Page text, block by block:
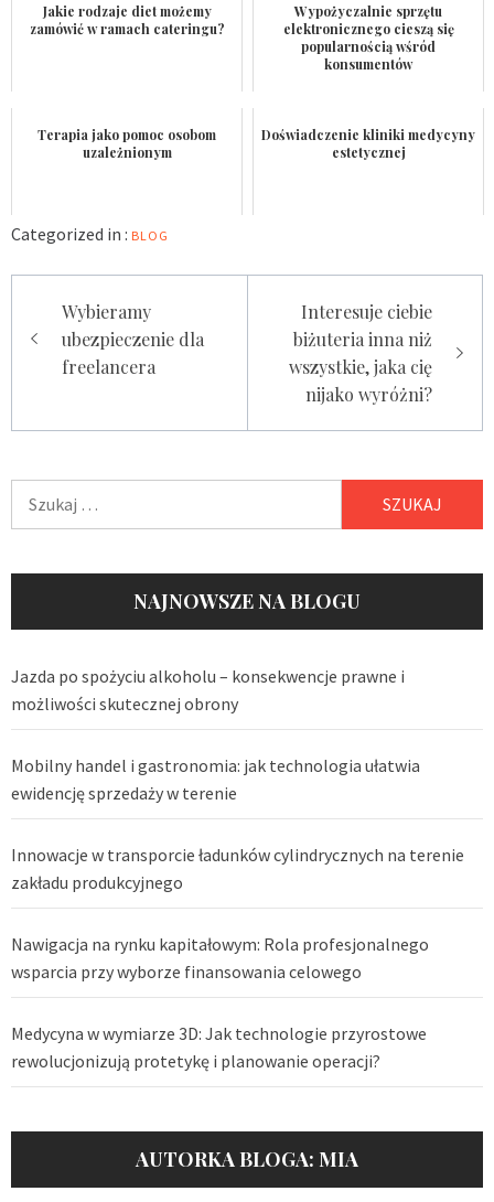
Jakie rodzaje diet możemy
zamówić w ramach cateringu?
Wypożyczalnie sprzętu
elektronicznego cieszą się
popularnością wśród
konsumentów
Terapia jako pomoc osobom
uzależnionym
Doświadczenie kliniki medycyny
estetycznej
Categorized in : BLOG
wpisuWybieramy
ubezpieczenie dla
freelancera
Interesuje ciebie
biżuteria inna niż
wszystkie, jaka cię
nijako wyróżni?
NAJNOWSZE NA BLOGU
Jazda po spożyciu alkoholu – konsekwencje prawne i
możliwości skutecznej obrony
Mobilny handel i gastronomia: jak technologia ułatwia
ewidencję sprzedaży w terenie
Innowacje w transporcie ładunków cylindrycznych na terenie
zakładu produkcyjnego
Nawigacja na rynku kapitałowym: Rola profesjonalnego
wsparcia przy wyborze finansowania celowego
Medycyna w wymiarze 3D: Jak technologie przyrostowe
rewolucjonizują protetykę i planowanie operacji?
AUTORKA BLOGA: MIA